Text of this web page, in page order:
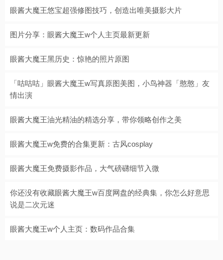
眼酱大魔王悠宝超强修图技巧，创造出唯美摄影大片
图片分享：眼酱大魔王w个人主页最新更新
眼酱大魔王黑历史：惊艳的照片原图
「咕咕咕」眼酱大魔王w写真原图美图，小鸟神器「憨憨」友
情出演
眼酱大魔王油光精油的精选分享，带你领略创作之美
眼酱大魔王w免费的合集更新：古风cosplay
眼酱大魔王免费摄影作品，大气磅礴细节入微
你还没有收藏眼酱大魔王w百度网盘的经典集，你怎么好意思
说是二次元迷
眼酱大魔王w个人主页：数码作品合集